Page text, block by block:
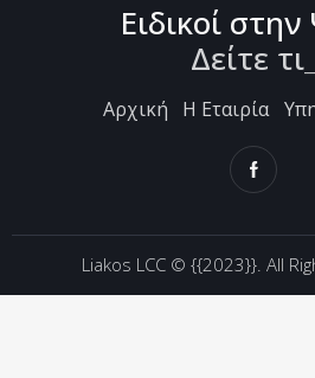
Ειδικοί
Δείτε_
Αρχική Η Εταιρία
Liakos LCC © {{2023}}. All